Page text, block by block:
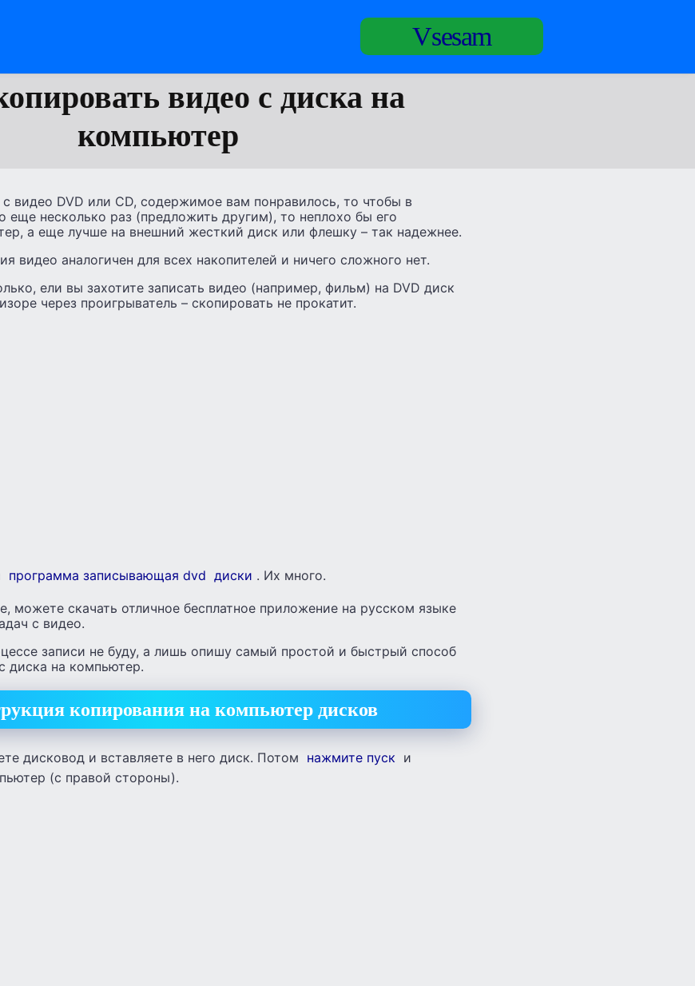
Vsesam
видео с диска на
компьютер
видео DVD или CD, содержимое вам понравилось, то чтобы в
еще несколько раз (предложить другим), то неплохо бы его
а еще лучше на внешний жесткий диск или флешку – так надежнее.
видео аналогичен для всех накопителей и ничего сложного нет.
ели вы захотите записать видео (например, фильм) на DVD диск
через проигрыватель – скопировать не прокатит.
программа записывающая dvd диски . Их много.
можете скачать отличное бесплатное приложение на русском языке
с видео.
записи не буду, а лишь опишу самый простой и быстрый способ
диска на компьютер.
копирования на компьютер дисков
дисковод и вставляете в него диск. Потом нажмите пуск и
(с правой стороны).